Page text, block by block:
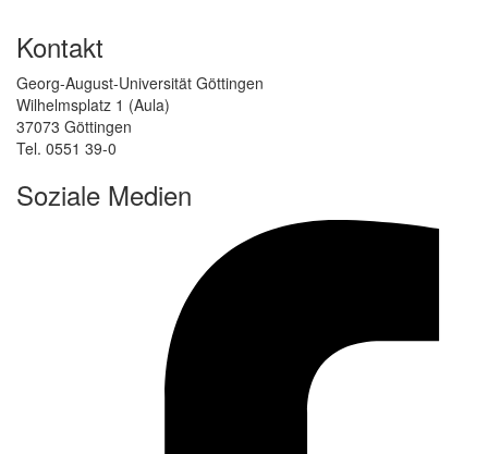
Kontakt
Georg-August-Universität Göttingen
Wilhelmsplatz 1 (Aula)
37073 Göttingen
Tel. 0551 39-0
Soziale Medien